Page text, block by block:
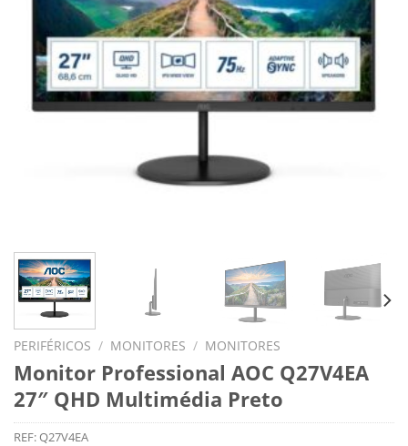
PERIFÉRICOS / MONITORES / MONITORES
Monitor Professional AOC Q27V4EA
27″ QHD Multimédia Preto
REF:Q27V4EA